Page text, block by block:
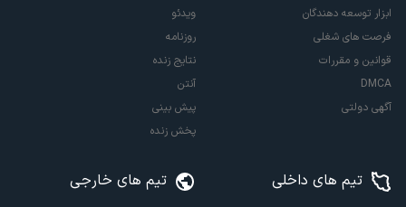
ابزار توسعه دهندگان
فرصت های شغلی
قوانین و مقررات
DMCA
آگهی دولتی
ویدئو
روزنامه
نتایج زنده
آنتن
پیش بینی
پخش زنده
تیم های داخلی تیم های خارجی